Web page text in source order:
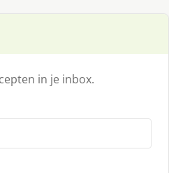
in je inbox.